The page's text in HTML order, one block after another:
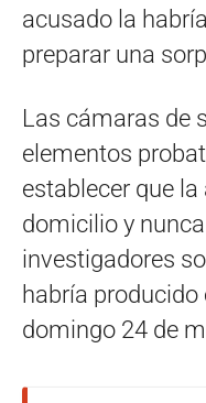
acusado la
preparar una
Las cámaras de
elementos
establecer que la
domicilio y
investigadores
habría producido
domingo 24 de